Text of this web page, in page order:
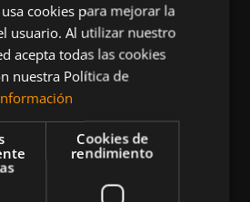
al día en temas de
nutrición, salud, recetas
aplicada al deporte y la
cookies para mejorar la
usuario. Al utilizar nuestro
acepta todas las cookies
nuestra Política de
Cookies de
rendimiento